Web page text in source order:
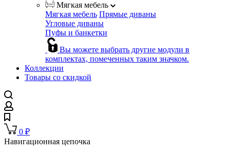
Мягкая мебель
Мягкая мебель Прямые диваны
Угловые диваны
Пуфы и банкетки
Вы можете выбрать другие модули в
комплектах, помеченных таким значком.
Коллекции
Товары со скидкой
0 ₽
Навигационная цепочка